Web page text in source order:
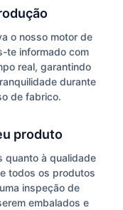
o nosso motor de
te informado com
real, garantindo
durante
de fabrico.
produto
quanto à qualidade
todos os produtos
inspeção de
embalados e